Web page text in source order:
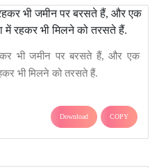
भी जमीन पर बरसते हैं, और एक
भी मिलने को तरसते हैं.
Download COPY